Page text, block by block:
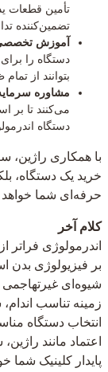
تأمین قطعات
تضمین‌کننده
آموزش
دستگاه را
بتوانند از
مشاوره
می‌کنند تا بر
دستگاه
با همکاری راژین،
خرید یک دستگاه،
حرفه‌ای شما خواهد
کلام آخر
اندرمولوژی فراتر
بر فیزیولوژی بدن
شیوه‌ای غیرتهاجمی
زمینه تناسب
انتخاب دستگاه
اعتماد مانند
پایدار کلینیک شما